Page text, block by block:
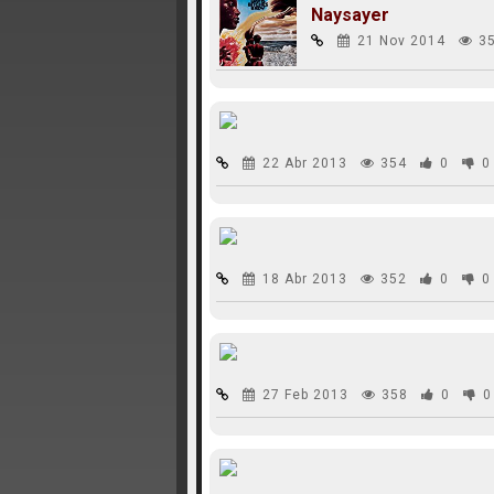
Naysayer
21 Nov 2014
22 Abr 2013 354 0 0
18 Abr 2013 352 0 0
27 Feb 2013 358 0 0